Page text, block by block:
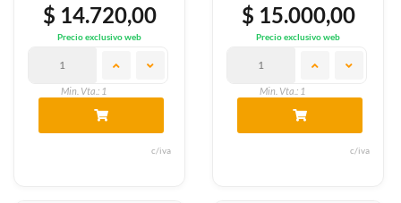
$ 14.720,00
Precio exclusivo web
Min. Vta.: 1
c/iva
$ 15.000,00
Precio exclusivo web
Min. Vta.: 1
c/iva